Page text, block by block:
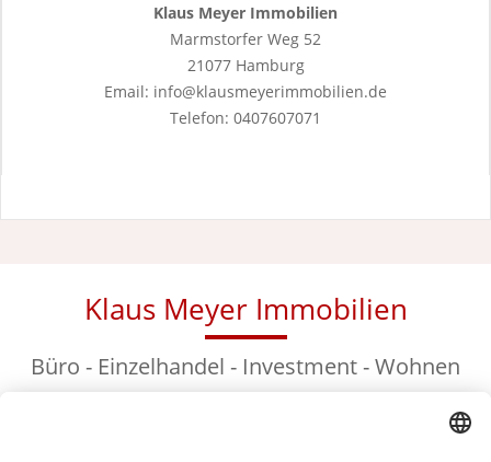
Klaus Meyer Immobilien
Marmstorfer Weg 52
21077 Hamburg
Email: info@klausmeyerimmobilien.de
Telefon: 0407607071
Klaus Meyer Immobilien
Büro - Einzelhandel - Investment - Wohnen